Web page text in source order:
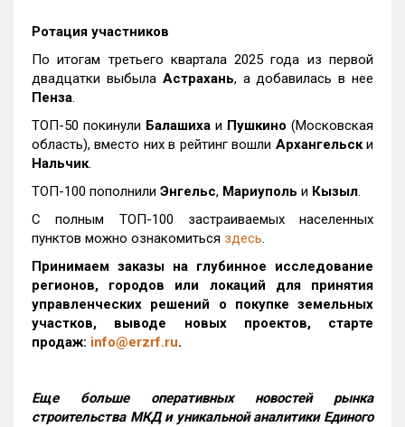
Ротация участников
По итогам третьего квартала 2025 года из первой
двадцатки выбыла Астрахань, а добавилась в нее
Пенза.
ТОП-50 покинули Балашиха и Пушкино (Московская
область), вместо них в рейтинг вошли Архангельски
Нальчик.
ТОП-100 пополнили Энгельс, Мариуполь и Кызыл.
С полным ТОП-100 застраиваемых населенных
пунктов можно ознакомиться здесь.
Принимаем заказы на глубинное исследование
регионов, городов или локаций для принятия
управленческих решений о покупке земельных
участков, выводе новых проектов, старте
продаж: info@erzrf.ru.
Еще больше оперативных новостей рынка
строительства МКД и уникальной аналитики Единого